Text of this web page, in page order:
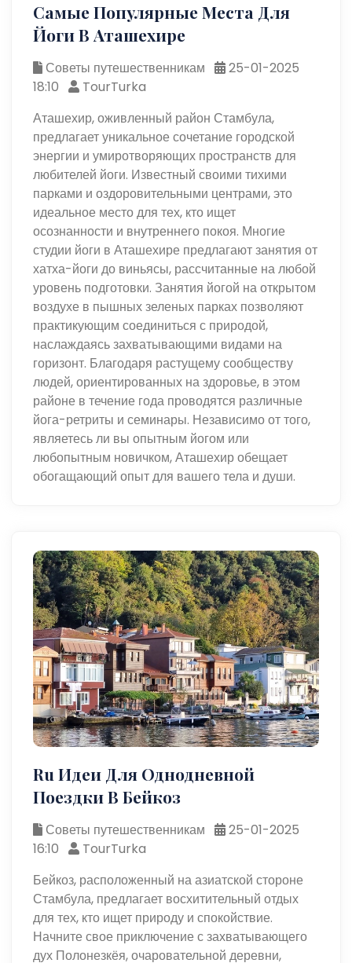
Самые Популярные Места Для
Йоги В Аташехире
Советы путешественникам
25-01-2025
18:10
TourTurka
Аташехир, оживленный район Стамбула,
предлагает уникальное сочетание городской
энергии и умиротворяющих пространств для
любителей йоги. Известный своими тихими
парками и оздоровительными центрами, это
идеальное место для тех, кто ищет
осознанности и внутреннего покоя. Многие
студии йоги в Аташехире предлагают занятия от
хатха-йоги до виньясы, рассчитанные на любой
уровень подготовки. Занятия йогой на открытом
воздухе в пышных зеленых парках позволяют
практикующим соединиться с природой,
наслаждаясь захватывающими видами на
горизонт. Благодаря растущему сообществу
людей, ориентированных на здоровье, в этом
районе в течение года проводятся различные
йога-ретриты и семинары. Независимо от того,
являетесь ли вы опытным йогом или
любопытным новичком, Аташехир обещает
обогащающий опыт для вашего тела и души.
Ru Идеи Для Однодневной
Поездки В Бейкоз
Советы путешественникам
25-01-2025
16:10
TourTurka
Бейкоз, расположенный на азиатской стороне
Стамбула, предлагает восхитительный отдых
для тех, кто ищет природу и спокойствие.
Начните свое приключение с захватывающего
дух Полонезкёя, очаровательной деревни,